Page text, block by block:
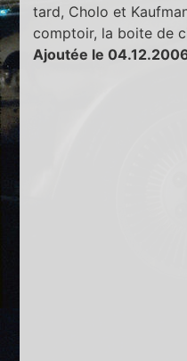
tard, Cholo et
comptoir, la boite de
Ajoutée le